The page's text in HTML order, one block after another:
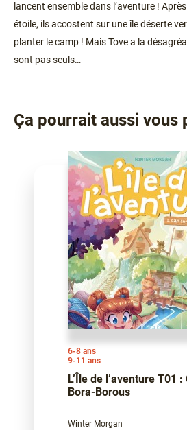
lancent ensemble dans l’aventure !
étoile, ils accostent sur une île déserte
planter le camp ! Mais Tove a la
sont pas seuls…
Ça pourrait aussi vous
6-8 ans
9-11 ans
L’Île de l’aventure T01 :
Bora-Borous
Winter Morgan